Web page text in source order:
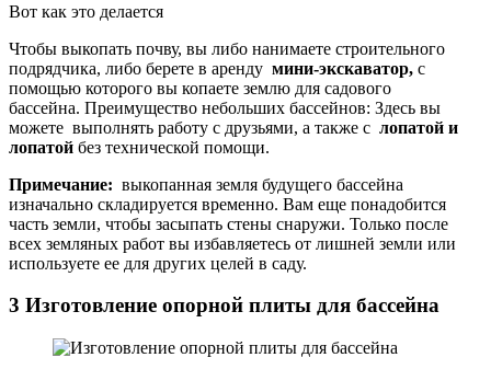
Вот как это делается
Чтобы выкопать почву, вы либо нанимаете строительного
подрядчика, либо берете в аренду мини-экскаватор, с
помощью которого вы копаете землю для садового
бассейна. Преимущество небольших бассейнов: Здесь вы
можете выполнять работу с друзьями, а также с лопатой и
лопатой без технической помощи.
Примечание: выкопанная земля будущего бассейна
изначально складируется временно. Вам еще понадобится
часть земли, чтобы засыпать стены снаружи. Только после
всех земляных работ вы избавляетесь от лишней земли или
используете ее для других целей в саду.
3 Изготовление опорной плиты для бассейна